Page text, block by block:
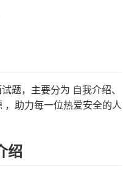
题，主要分为 自我介绍、
，助力每一位热爱安全的人
绍